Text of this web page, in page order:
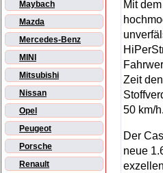
Maybach
Mazda
Mercedes-Benz
MINI
Mitsubishi
Nissan
Opel
Peugeot
Porsche
Renault
Mit
Zeit
50 km/h.
Der
neue